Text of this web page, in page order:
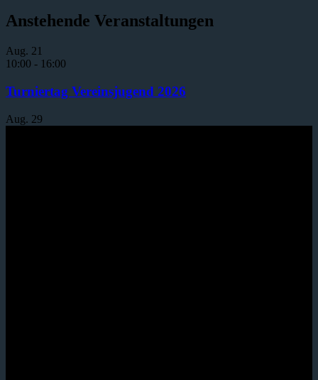
Anstehende Veranstaltungen
Aug. 21
10:00 - 16:00
Turniertag Vereinsjugend 2026
Aug. 29